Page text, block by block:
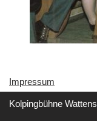
Impressum
Kolpingbühne Wattens